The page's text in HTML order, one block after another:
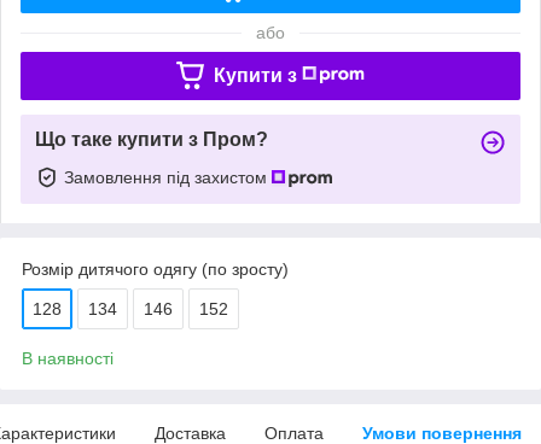
або
Купити з
Що таке купити з Пром?
Замовлення під захистом
Розмір дитячого одягу (по зросту)
128 134 146 152
В наявності
Доставка Оплата Умови повернення